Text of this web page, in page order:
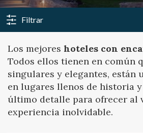
vpn_key Iniciar sesión
Ubicación/nombre del hotel
Filtrar
Los mejores hoteles con
Todos ellos tienen en común
singulares y elegantes, están
en lugares llenos de historia
último detalle para ofrecer al
experiencia inolvidable.